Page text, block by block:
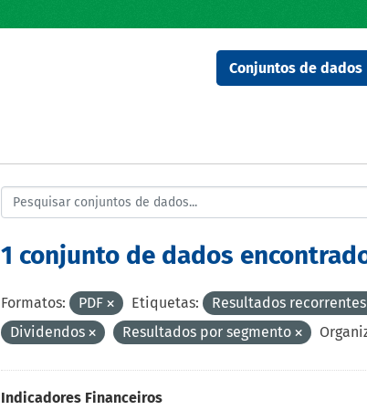
Conjuntos de dados
1 conjunto de dados
Formatos: PDF Etiquetas:
Resultados recorrentes
Dividendos
Resultados por segmento
Indicadores Financeiros